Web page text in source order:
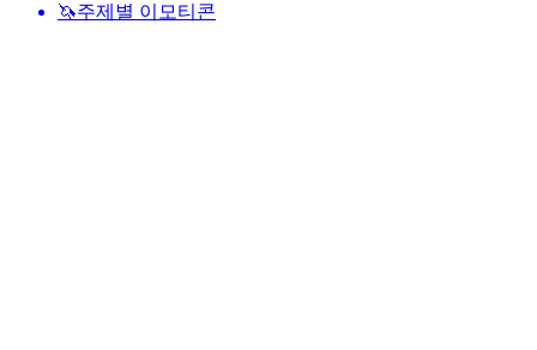
🦄주제별 이모티콘